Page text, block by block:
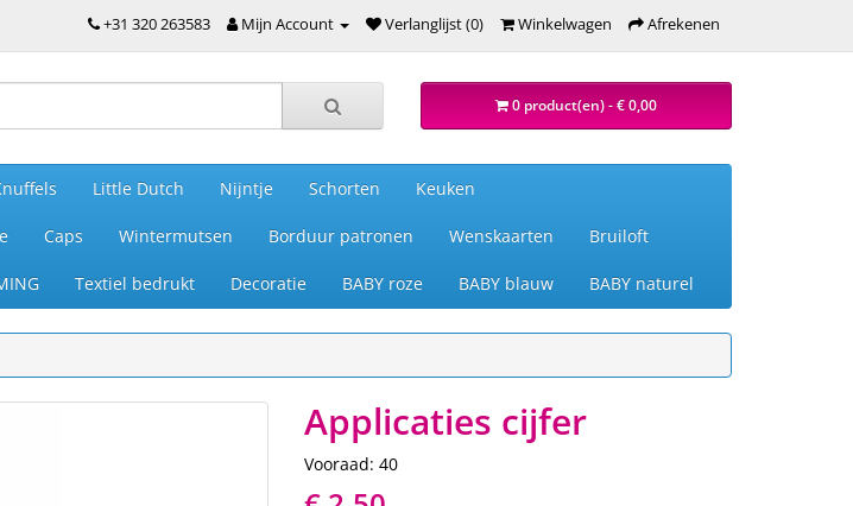
+31 320 263583 Mijn Account Verlanglijst (0) Winkelwagen Afrekenen
0 product(en) - € 0,00
Little Dutch Nijntje Schorten Keuken
Caps Wintermutsen Borduur patronen Wenskaarten Bruiloft
Textiel bedrukt Decoratie BABY roze BABY blauw BABY naturel
Applicaties cijfer
Vooraad: 40